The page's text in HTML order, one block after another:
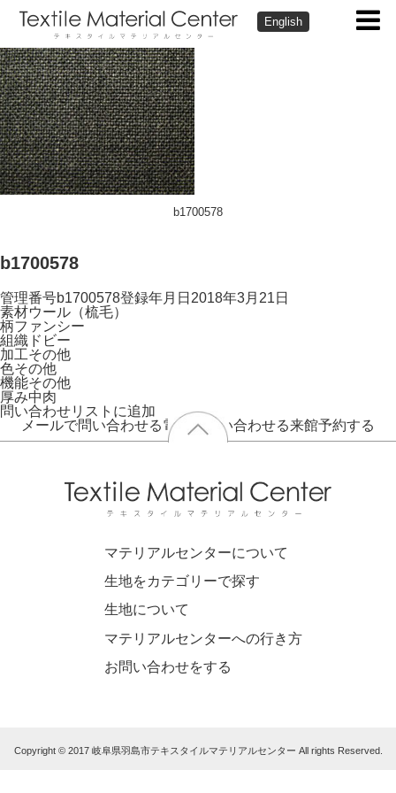
English
b1700578
b1700578
管理番号b1700578登録年月日 2018年3月21日
素材ウール（梳毛）
柄ファンシー
組織 ドビー
加工その他
色その他
機能その他
厚み中肉
問い合わせリストに追加
メールで問い合わせる電話で問い合わせる来館予約する
マテリアルセンターについて
生地をカテゴリーで探す
生地について
マテリアルセンターへの行き方
お問い合わせをする
Copyright © 2017 岐阜県羽島市テキスタイルマテリアルセンター All rights Reserved.